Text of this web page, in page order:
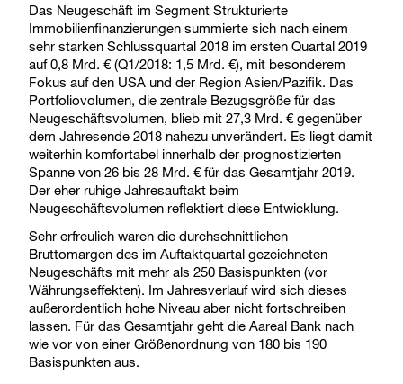
Das Neugeschäft im Segment Strukturierte
Immobilienfinanzierungen summierte sich nach einem
sehr starken Schlussquartal 2018 im ersten Quartal 2019
auf 0,8 Mrd. € (Q1/2018: 1,5 Mrd. €), mit besonderem
Fokus auf den USA und der Region Asien/Pazifik. Das
Portfoliovolumen, die zentrale Bezugsgröße für das
Neugeschäftsvolumen, blieb mit 27,3 Mrd. € gegenüber
dem Jahresende 2018 nahezu unverändert. Es liegt damit
weiterhin komfortabel innerhalb der prognostizierten
Spanne von 26 bis 28 Mrd. € für das Gesamtjahr 2019.
Der eher ruhige Jahresauftakt beim
Neugeschäftsvolumen reflektiert diese Entwicklung.
Sehr erfreulich waren die durchschnittlichen
Bruttomargen des im Auftaktquartal gezeichneten
Neugeschäfts mit mehr als 250 Basispunkten (vor
Währungseffekten). Im Jahresverlauf wird sich dieses
außerordentlich hohe Niveau aber nicht fortschreiben
lassen. Für das Gesamtjahr geht die Aareal Bank nach
wie vor von einer Größenordnung von 180 bis 190
Basispunkten aus.